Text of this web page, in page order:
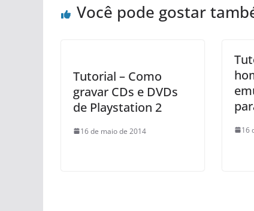
Você pode gostar
Tutorial – Como
gravar CDs e DVDs
de Playstation 2
16 de maio de 2014 16